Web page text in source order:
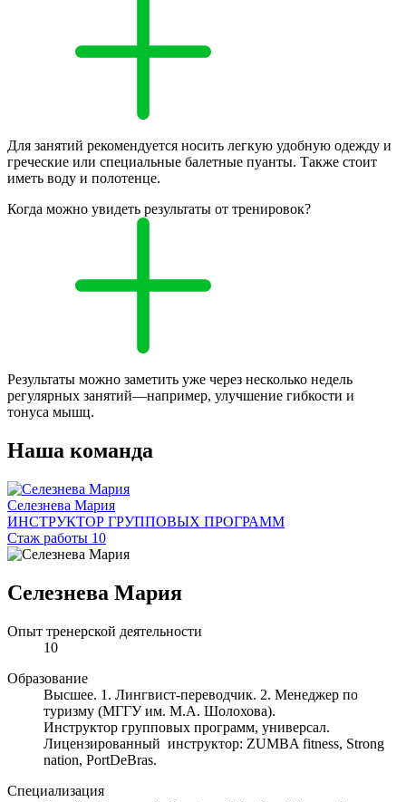
Для занятий рекомендуется носить легкую удобную одежду и
греческие или специальные балетные пуанты. Также стоит
иметь воду и полотенце.
Когда можно увидеть результаты от тренировок?
Результаты можно заметить уже через несколько недель
регулярных занятий—например, улучшение гибкости и
тонуса мышц.
Наша команда
Селезнева Мария
ИНСТРУКТОР ГРУППОВЫХ ПРОГРАММ
Стаж работы 10
Селезнева Мария
Опыт тренерской деятельности
10
Образование
Высшее. 1. Лингвист-переводчик. 2. Менеджер по
туризму (МГГУ им. М.А. Шолохова).
Инструктор групповых программ, универсал.
Лицензированный инструктор: ZUMBA fitness, Strong
nation, PortDeBras.
Специализация